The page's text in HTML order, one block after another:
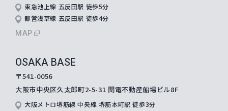
東急池上線 五反田駅 徒歩5分
都営浅草線 五反田駅 徒歩4分
MAP
OSAKA BASE
〒541-0056
大阪市中央区久太郎町2-5-31 関電不動産船場ビル8F
大阪メトロ堺筋線 中央線 堺筋本町駅 徒歩3分